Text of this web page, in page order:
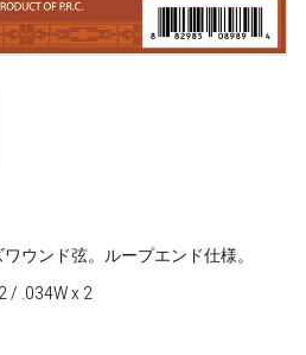
ウンド弦。ループエンド仕様。
/ .034W x 2